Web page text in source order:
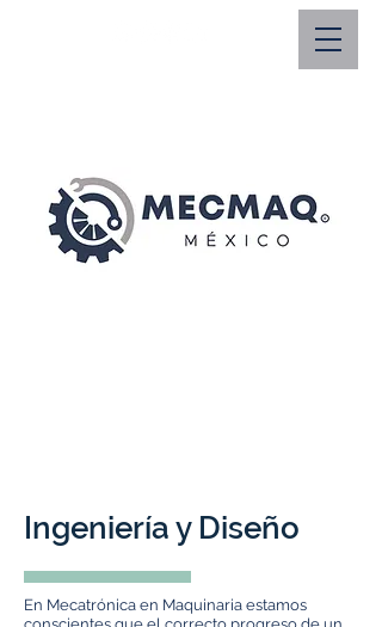
Ingeniería y Diseño
En Mecatrónica en Maquinaria estamos